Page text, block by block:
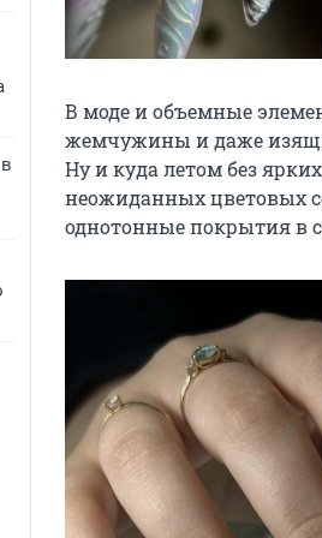
В моде и объемные
жемчужины и даже
Ну и куда летом без
неожиданных цветовых
однотонные покрытия в